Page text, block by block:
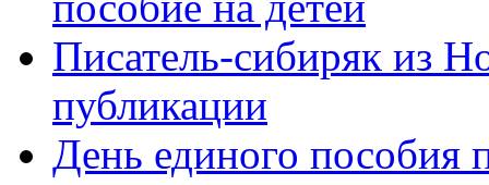
Писатель-сибиряк из
публикации
День единого пособия